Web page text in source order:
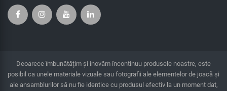
Deoarece îmbunătățim și inovăm încontinuu produsele noastre, este
posibil ca unele materiale vizuale sau fotografii ale elementelor de joacă și
ale ansamblurilor să nu fie identice cu produsul efectiv la un moment dat,